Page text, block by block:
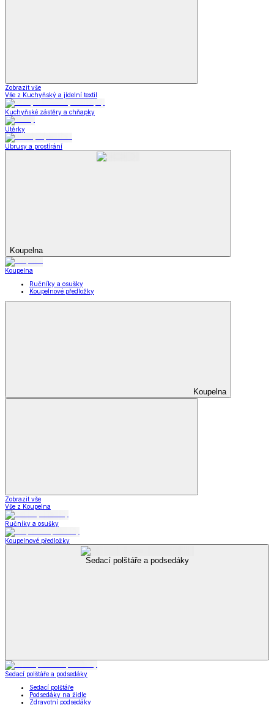
Zobrazit vše
Vše z Kuchyňský a jídelní textil
Kuchyňské zástěry a chňapky
Utěrky
Ubrusy a prostírání
Koupelna
Koupelna
Ručníky a osušky
Koupelnové předložky
Koupelna
Zobrazit vše
Vše z Koupelna
Ručníky a osušky
Koupelnové předložky
Sedací polštáře a podsedáky
Sedací polštáře a podsedáky
Sedací polštáře
Podsedáky na židle
Zdravotní podsedáky